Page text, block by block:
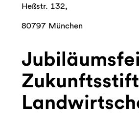
Heßstr. 132,
80797 München